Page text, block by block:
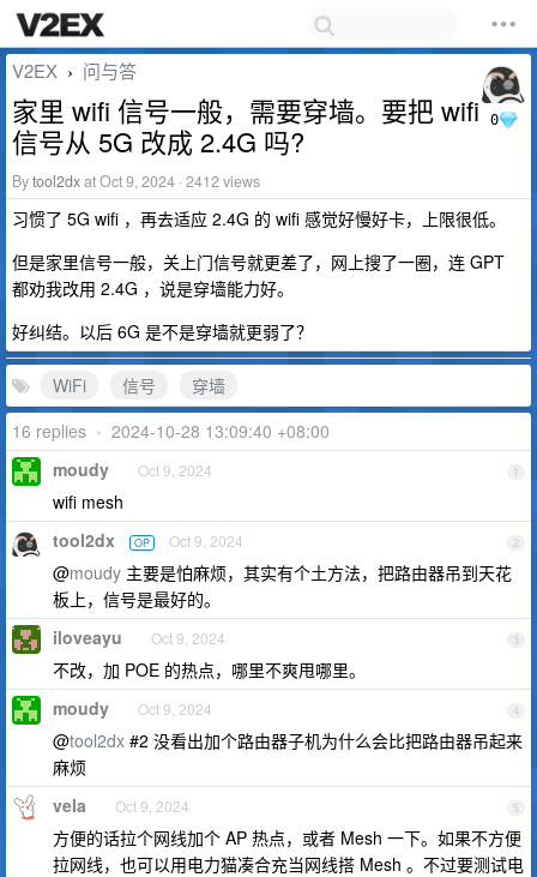
0
V2EX › 问与答
家里 wifi 信号一般，需要穿墙。要把 wifi
信号从 5G 改成 2.4G 吗?
Bytool2dxat Oct 9, 2024 · 2412 views
习惯了 5G wifi ，再去适应 2.4G 的 wifi 感觉好慢好卡，上限很低。
但是家里信号一般，关上门信号就更差了，网上搜了一圈，连 GPT
都劝我改用 2.4G ，说是穿墙能力好。
好纠结。以后 6G 是不是穿墙就更弱了？
WiFi 信号
穿墙
16 replies • 2024-10-28 13:09:40 +08:00
1
moudy Oct 9, 2024
wifi mesh
2
tool2dx OP Oct 9, 2024
@moudy 主要是怕麻烦，其实有个土方法，把路由器吊到天花
板上，信号是最好的。
3
iloveayu Oct 9, 2024
不改，加 POE 的热点，哪里不爽甩哪里。
4
moudy Oct 9, 2024
@tool2dx #2 没看出加个路由器子机为什么会比把路由器吊起来
麻烦
5
vela Oct 9, 2024
方便的话拉个网线加个 AP 热点，或者 Mesh 一下。如果不方便
拉网线，也可以用电力猫凑合充当网线搭 Mesh 。不过要测试电